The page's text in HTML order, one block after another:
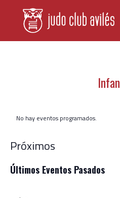
No hay eventos programados.
Próximos
Selecciona
la
Últimos Eventos Pasados